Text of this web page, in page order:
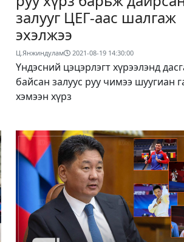
залууг ЦЕГ-аас шалгаж
эхэлжээ
Ц.Янжиндулам 2021-08-19 14:30:00
Үндэсний цэцэрлэгт хүрээлэнд
байсан залуус руу чимээ шуугиан
хэмээн хүрз